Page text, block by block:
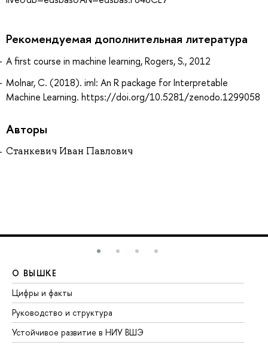
Рекомендуемая дополнительная литература
A first course in machine learning, Rogers, S., 2012
Molnar, C. (2018). iml: An R package for Interpretable
Machine Learning. https://doi.org/10.5281/zenodo.1299058
Авторы
Станкевич Иван Павлович
О ВЫШКЕ
Цифры и факты
Руководство и структура
Устойчивое развитие в НИУ ВШЭ